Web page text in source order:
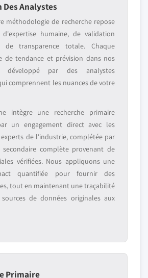
Analystes
méthodologie de recherche repose
humaine, de validation
de transparence totale. Chaque
de tendance et prévision dans nos
développé par des analystes
comprennent les nuances de votre
intègre une recherche primaire
un engagement direct avec les
de l'industrie, complétée par
secondaire complète provenant de
vérifiées. Nous appliquons une
quantifiée pour fournir des
tout en maintenant une traçabilité
de données originales aux
Primaire